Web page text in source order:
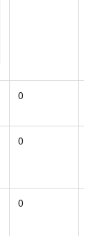
0
0
0